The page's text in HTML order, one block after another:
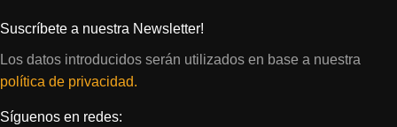
Suscríbete a nuestra Newsletter!
Los datos introducidos serán utilizados en base a nuestra
política de privacidad.
Síguenos en redes: